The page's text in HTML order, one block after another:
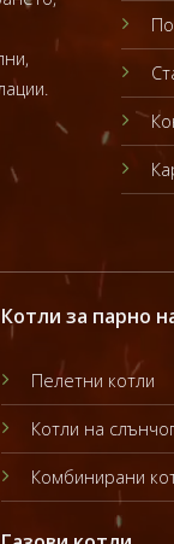
Котли за парно
Пелетни котли
Котли на
Комбинирани